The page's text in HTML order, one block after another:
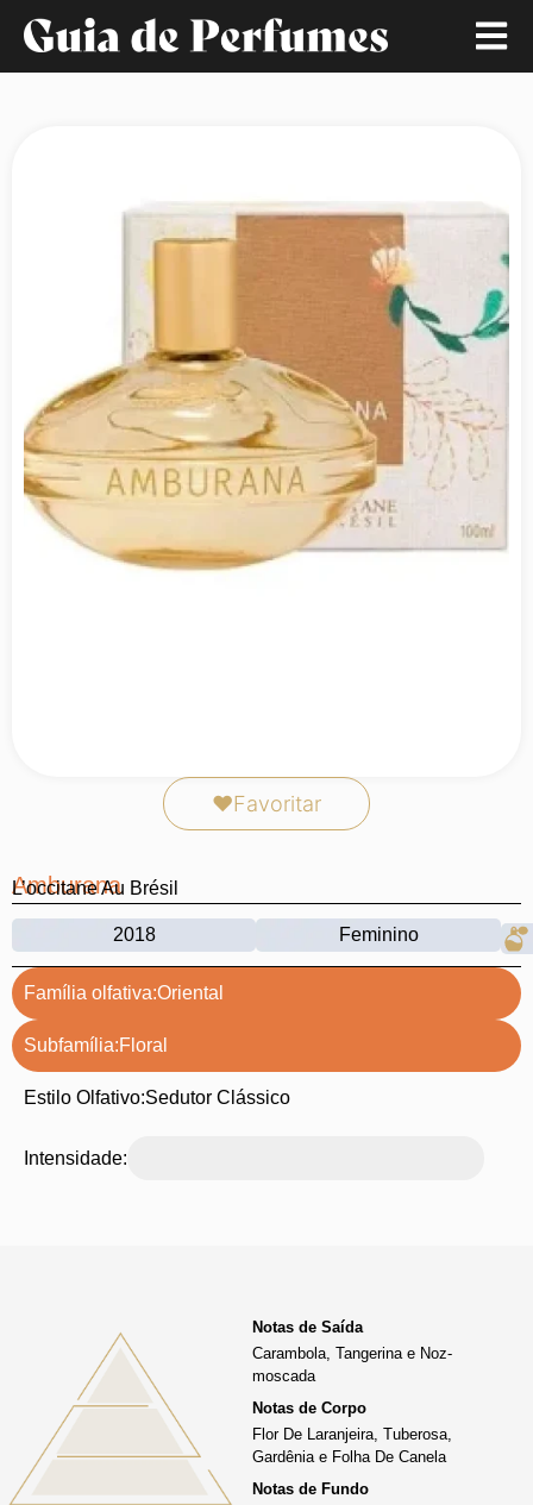
❤Favoritar
Amburana
L’occitane Au Brésil
2018 Feminino
Família olfativa:Oriental
Subfamília:Floral
Estilo Olfativo:Sedutor Clássico
Intensidade:
Notas de Saída
Carambola, Tangerina e Noz-
moscada
Notas de Corpo
Flor De Laranjeira, Tuberosa,
Gardênia e Folha De Canela
Notas de Fundo